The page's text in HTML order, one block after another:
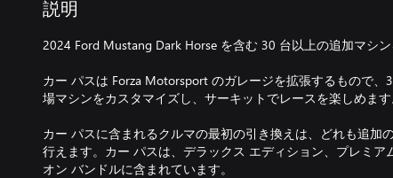
説明
2024 Ford Mustang Dark Horse を含む 30 台以上の追加マシ
カー パスは Forza Motorsport のガレージを拡張するもので
場マシンをカスタマイズし、サーキットでレースを楽しめま
カー パスに含まれるクルマの最初の引き換えは、どれも追加
行えます。カー パスは、デラックス エディション、プレミア
オン バンドルに含まれています。